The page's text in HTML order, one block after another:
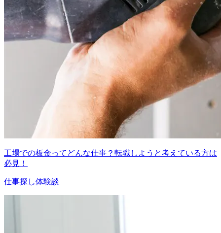
工場での板金ってどんな仕事？転職しようと考えている方は
必見！
仕事探し体験談